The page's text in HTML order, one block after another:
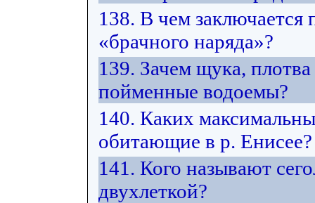
138. В чем заключается
«брачного наряда»?
139. Зачем щука,
пойменные водоемы?
140. Каких
обитающие в р. Енисее?
141. Кого называют
двухлеткой?